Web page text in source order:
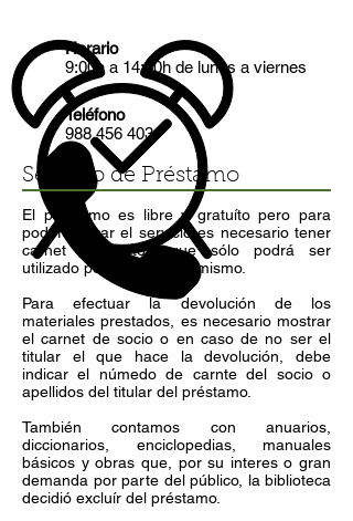
Horario
9:00h a 14:30h de lunes a viernes
Teléfono
988 456 403
Servicio de Préstamo
El préstamo es libre y gratuíto pero para
poder utilizar el servicio es necesario tener
carnet de lector, que sólo podrá ser
utilizado por el titular del mismo.
Para efectuar la devolución de los
materiales prestados, es necesario mostrar
el carnet de socio o en caso de no ser el
titular el que hace la devolución, debe
indicar el númedo de carnte del socio o
apellidos del titular del préstamo.
También contamos con anuarios,
diccionarios, enciclopedias, manuales
básicos y obras que, por su interes o gran
demanda por parte del público, la biblioteca
decidió excluír del préstamo.